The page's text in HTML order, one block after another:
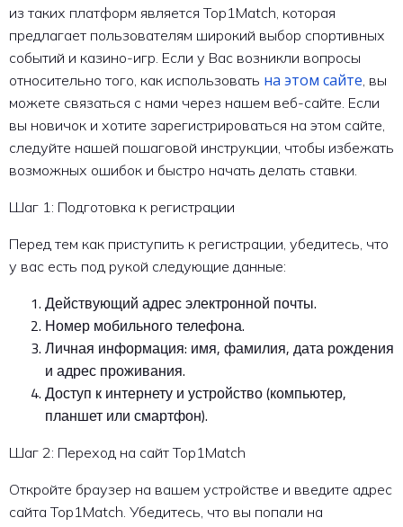
из таких платформ является Top1Match, которая
предлагает пользователям широкий выбор спортивных
событий и казино-игр. Если у Вас возникли вопросы
относительно того, как использовать на этом сайте, вы
можете связаться с нами через нашем веб-сайте. Если
вы новичок и хотите зарегистрироваться на этом сайте,
следуйте нашей пошаговой инструкции, чтобы избежать
возможных ошибок и быстро начать делать ставки.
Шаг 1: Подготовка к регистрации
Перед тем как приступить к регистрации, убедитесь, что
у вас есть под рукой следующие данные:
Действующий адрес электронной почты.
Номер мобильного телефона.
Личная информация: имя, фамилия, дата рождения
и адрес проживания.
Доступ к интернету и устройство (компьютер,
планшет или смартфон).
Шаг 2: Переход на сайт Top1Match
Откройте браузер на вашем устройстве и введите адрес
сайта Top1Match. Убедитесь, что вы попали на